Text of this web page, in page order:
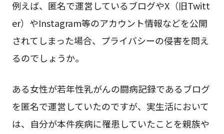
例えば、匿名で運営しているブログやX（旧Twitt
er）やInstagram等のアカウント情報などを公開
されてしまった場合、プライバシーの侵害を問え
るのでしょうか。
ある女性が若年性乳がんの闘病記録であるブログ
を匿名で運営していたのですが、実生活において
は、自分が本件疾病に罹患していたことを親族や